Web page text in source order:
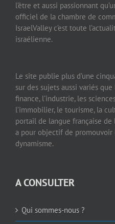
l’être et aussi passionnant
officiel de la chambre de
IsraelValley c’est toute
israélienne.
Le site publie plus d’une
sur des sujets aussi variés que
finance, l’industrie, les
l’immobilier, le tourisme, la
portail de langue française
a pour objectif de promouvoir
dynamisme.
A CONSULTER
Qui sommes-nous ?